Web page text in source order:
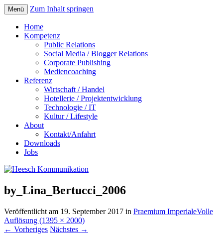
Menü Zum Inhalt springen
Home
Kompetenz
Public Relations
Social Media / Blogger Relations
Corporate Publishing
Mediencoaching
Referenz
Wirtschaft / Handel
Hotellerie / Projektentwicklung
Technologie / IT
Kultur / Lifestyle
About
Kontakt/Anfahrt
Downloads
Jobs
by_Lina_Bertucci_2006
Veröffentlicht am 19. September 2017 in Praemium ImperialeVolle
Auflösung (1395 × 2000)
← Vorheriges Nächstes →